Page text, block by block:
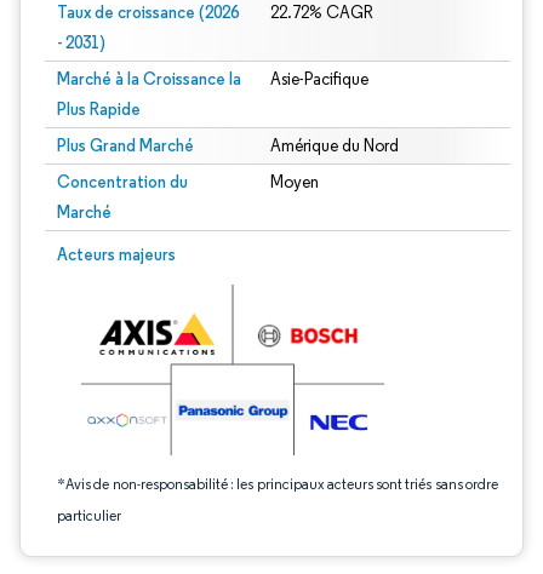
Taux de croissance (2026
- 2031)
22.72% CAGR
Marché à la Croissance la
Plus Rapide
Asie-Pacifique
Plus Grand Marché Amérique du Nord
Concentration du
Marché
Moyen
Acteurs majeurs
*Avis de non-responsabilité : les principaux acteurs sont triés sans ordre
particulier
Image © Mordor Intelligence. La réutilisation nécessite une attribution sous CC